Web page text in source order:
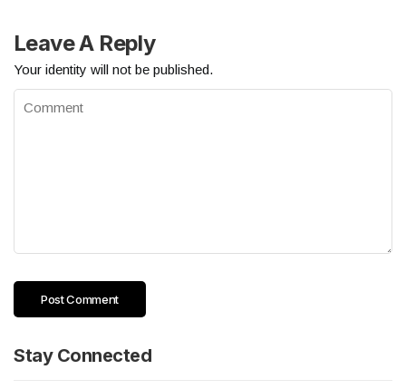
Leave A Reply
Your identity will not be published.
Stay Connected